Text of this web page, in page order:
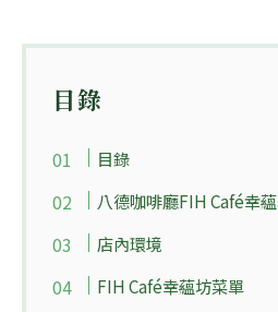
目錄
目錄
八德咖啡廳FIH Café幸
店內環境
FIH Café幸蘊坊菜單